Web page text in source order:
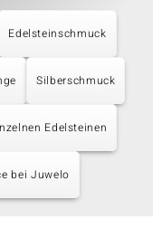
Edelsteinschmuck
Silberschmuck
Edelsteinen
bei Juwelo